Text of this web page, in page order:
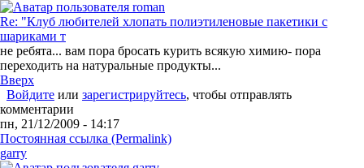
Re: "Клуб любителей хлопать полиэтиленовые пакетики с
шариками т
не ребята... вам пора бросать курить всякую химию- пора
переходить на натуральные продукты...
Вверх
Войдите или зарегистрируйтесь, чтобы отправлять
комментарии
пн, 21/12/2009 - 14:17
Постоянная ссылка (Permalink)
garry